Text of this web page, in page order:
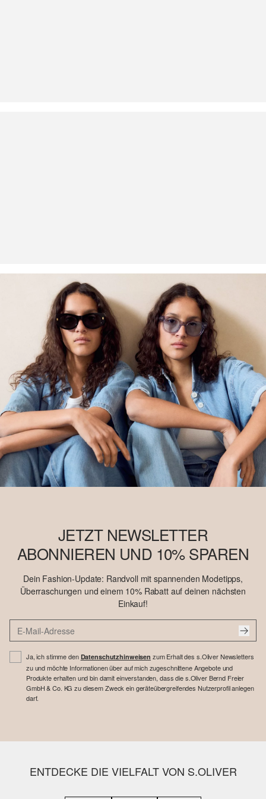
JETZT NEWSLETTER
ABONNIEREN UND 10% SPAREN
Dein Fashion-Update: Randvoll mit spannenden Modetipps,
Überraschungen und einem 10% Rabatt auf deinen nächsten
Einkauf!
Ja, ich stimme den Datenschutzhinweisen zum Erhalt des s.Oliver Newsletters
zu und möchte Informationen über auf mich zugeschnittene Angebote und
Produkte erhalten und bin damit einverstanden, dass die s.Oliver Bernd Freier
GmbH & Co. KG zu diesem Zweck ein geräteübergreifendes Nutzerprofil anlegen
darf.
ENTDECKE DIE VIELFALT VON S.OLIVER